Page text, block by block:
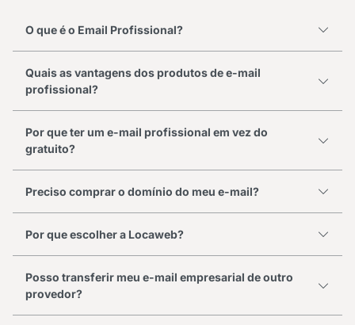
O que é o Email Profissional?
Quais as vantagens dos produtos de e-mail
profissional?
Por que ter um e-mail profissional em vez do
gratuito?
Preciso comprar o domínio do meu e-mail?
Por que escolher a Locaweb?
Posso transferir meu e-mail empresarial de outro
provedor?